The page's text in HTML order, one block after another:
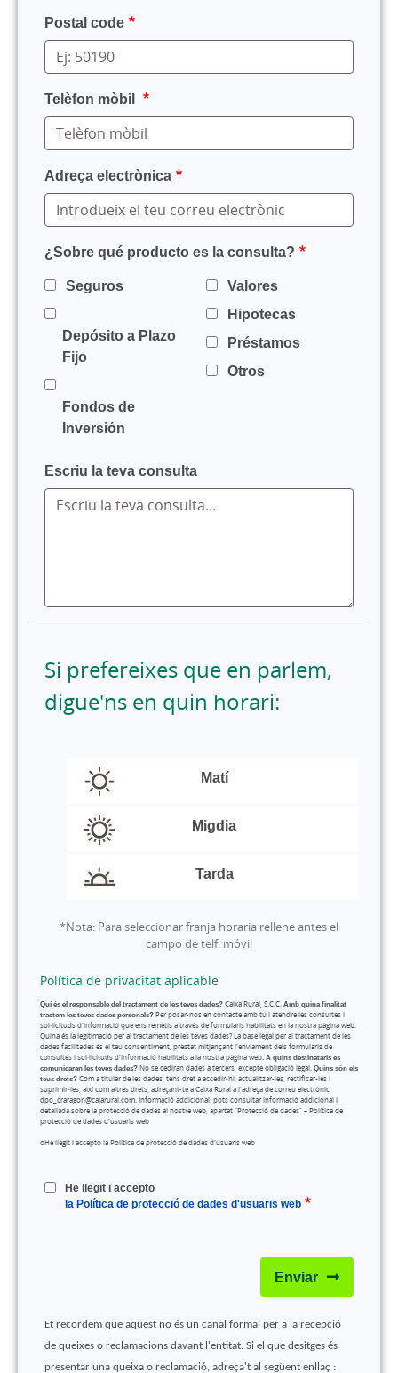
Postal code
Telèfon mòbil
Adreça electrònica
¿Sobre qué producto es la consulta?
Seguros
Depósito a Plazo
Fijo
Fondos de
Inversión
Valores
Hipotecas
Préstamos
Otros
Escriu la teva consulta
Si prefereixes que en parlem,
digue'ns en quin horari:
Matí
Migdia
Tarda
*Nota: Para seleccionar franja horaria rellene antes el
campo de telf. móvil
Política de privacitat aplicable
Qui és el responsable del tractament de les teves dades?Caixa Rural, S.C.C.Amb quina finalitat
tractem les teves dades personals?Per posar-nos en contacte amb tu i atendre les consultes i
sol·licituds d'informació que ens remetis a través de formularis habilitats en la nostra pàgina web.
Quina és la legitimació per al tractament de les teves dades? La base legal per al tractament de les
dades facilitades és el teu consentiment, prestat mitjançant l'enviament dels formularis de
consultes i sol·licituds d'informació habilitats a la nostra pàgina web. A quins destinataris es
comunicaran les teves dades?No se cediran dades a tercers, excepte obligació legal.Quins són els
teus drets?Com a titular de les dades, tens dret a accedir-hi, actualitzar-les, rectificar-les i
suprimir-les, així com altres drets, adreçant-te a Caixa Rural a l'adreça de correu electrònic
dpo_craragon@cajarural.com. Informació addicional: pots consultar informació addicional i
detallada sobre la protecció de dades al nostre web, apartat “Protecció de dades” – Política de
protecció de dades d'usuaris web
oHe llegit i accepto la Política de protecció de dades d'usuaris web
He llegit i accepto
la Política de protecció de dades d'usuaris web
Enviar
Et recordem que aquest no és un canal formal per a la recepció
de queixes o reclamacions davant l'entitat. Si el que desitges és
presentar una queixa o reclamació, adreça't al següent enllaç :